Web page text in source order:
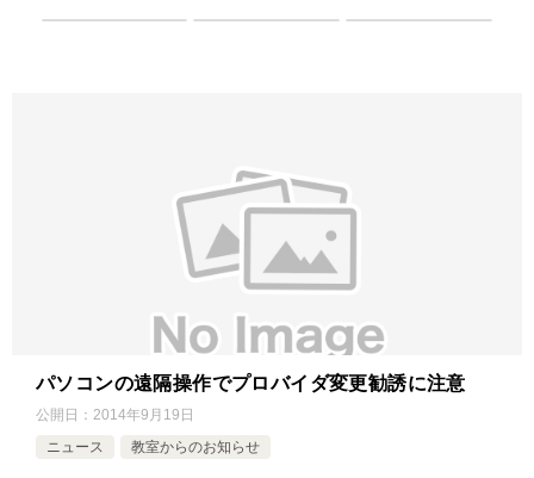
パソコンの遠隔操作でプロバイダ変更勧誘に注意
公開日： 2014年9月19日
ニュース
教室からのお知らせ